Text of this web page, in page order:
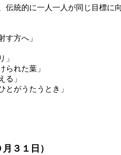
統的に一人一人が同じ目標に
方へ」
た葉」
」
たうとき」
３１日）